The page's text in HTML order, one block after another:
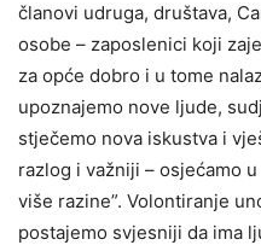
članovi udruga, društava,
osobe – zaposlenici koji
za opće dobro i u tome
upoznajemo nove ljude,
stječemo nova iskustva i
razlog i važniji – osjećamo
više razine”. Volontiranje
postajemo svjesniji da ima